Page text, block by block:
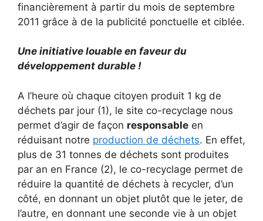
financièrement à partir du mois de septembre
2011 grâce à de la publicité ponctuelle et ciblée.
Une initiative louable en faveur du
développement durable !
A l’heure où chaque citoyen produit 1 kg de
déchets par jour (1), le site co-recyclage nous
permet d’agir de façon responsable en
réduisant notre production de déchets. En effet,
plus de 31 tonnes de déchets sont produites
par an en France (2), le co-recyclage permet de
réduire la quantité de déchets à recycler, d’un
côté, en donnant un objet plutôt que le jeter, de
l’autre, en donnant une seconde vie à un objet